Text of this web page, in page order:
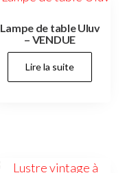
Lampe de table Uluv
– VENDUE
Lire la suite